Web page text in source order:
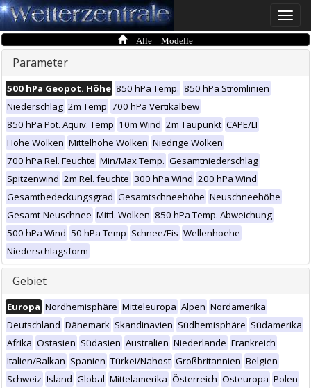
Toggle
Alle Modelle
Parameter
500 hPa Geopot. Höhe 850 hPa Temp. 850 hPa Stromlinien
Niederschlag 2m Temp 700 hPa Vertikalbew
850 hPa Pot. Äquiv. Temp 10m Wind 2m Taupunkt CAPE/LI
Hohe Wolken Mittelhohe Wolken Niedrige Wolken
700 hPa Rel. Feuchte Min/Max Temp. Gesamtniederschlag
Spitzenwind 2m Rel. feuchte 300 hPa Wind 200 hPa Wind
Gesamtbedeckungsgrad Gesamtschneehöhe Neuschneehöhe
Gesamt-Neuschnee Mittl. Wolken 850 hPa Temp. Abweichung
500 hPa Wind 50 hPa Temp Schnee/Eis Wellenhoehe
Niederschlagsform
Gebiet
Europa Nordhemisphäre Mitteleuropa Alpen Nordamerika
Deutschland Dänemark Skandinavien Südhemisphäre Südamerika
Afrika Ostasien Südasien Australien Niederlande Frankreich
Italien/Balkan Spanien Türkei/Nahost Großbritannien Belgien
Schweiz Island Global Mittelamerika Österreich Osteuropa Polen